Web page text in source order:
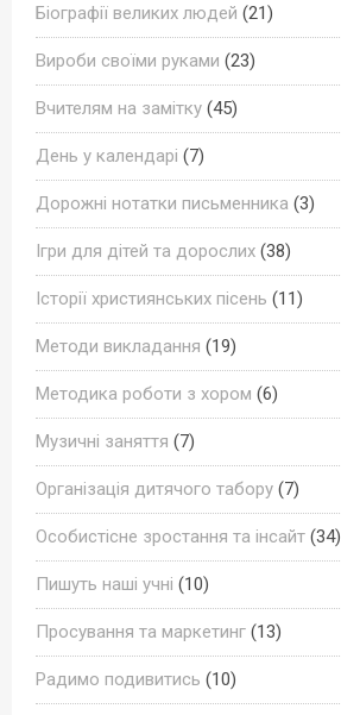
Біографії великих людей (21)
Вироби своїми руками (23)
Вчителям на замітку (45)
День у календарі (7)
Дорожні нотатки письменника (3)
Ігри для дітей та дорослих (38)
Історії християнських пісень (11)
Методи викладання (19)
Методика роботи з хором (6)
Музичні заняття (7)
Організація дитячого табору (7)
Особистісне зростання та інсайт (34)
Пишуть наші учні (10)
Просування та маркетинг (13)
Радимо подивитись (10)